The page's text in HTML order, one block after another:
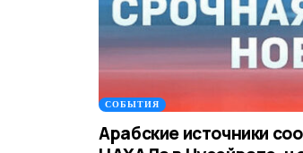
СОБЫТИЯ
Арабские источники